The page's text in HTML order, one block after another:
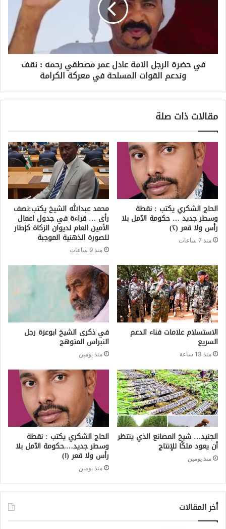
في حضرة الرجل الامة عادل عمر مصطفي رحمه : نقف
وندعم القوات المسلحة في معركة الكرامة
مقالات ذات صلة
الحاج الشكري يكتب : نقطة
وسطر جديد … حكومة الآمل بلا
رأس ولا قعر (٢)
منذ 7 ساعات
محمد عبدالله الشيخ يكتب:نصف
رأى … قراءة في جدول اعمال
الأمين العام لديوان الزكاة كإطار
للصورة الذهنية الموجبة
منذ 9 ساعات
الاستسلام علامات فناء الدعم
السريع
منذ 13 ساعة
في ذكرى الشيخ ابوعزة رجل
النبراس المتوهج
منذ يومين
الجنيد… شيخ المصانع الذي ينتظر
أن يعود ملكًا للإنتاج
منذ يومين
الحاج الشكري يكتب : نقطة
وسطر جديد….حكومة الآمل بلا
رأس ولا قعر (١)
منذ يومين
أخر المقالات